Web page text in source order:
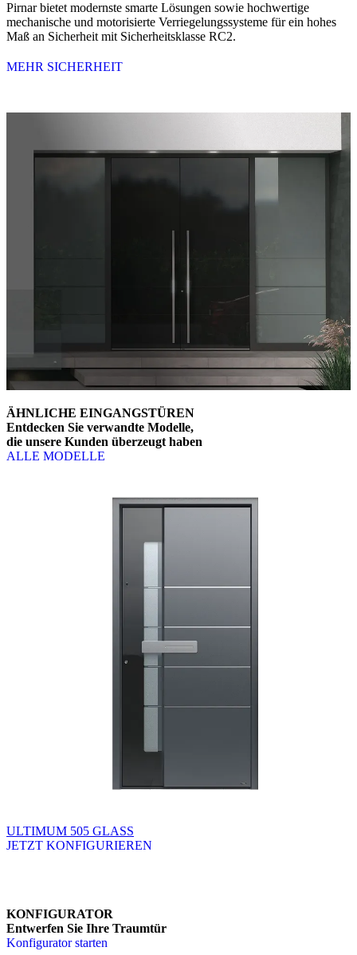
Pirnar bietet modernste smarte Lösungen sowie hochwertige
mechanische und motorisierte Verriegelungssysteme für ein hohes
Maß an Sicherheit mit Sicherheitsklasse RC2.
MEHR SICHERHEIT
ÄHNLICHE EINGANGSTÜREN
Entdecken Sie verwandte Modelle,
die unsere Kunden überzeugt haben
ALLE MODELLE
ULTIMUM 505 GLASS
JETZT KONFIGURIEREN
KONFIGURATOR
Entwerfen Sie Ihre Traumtür
Konfigurator starten